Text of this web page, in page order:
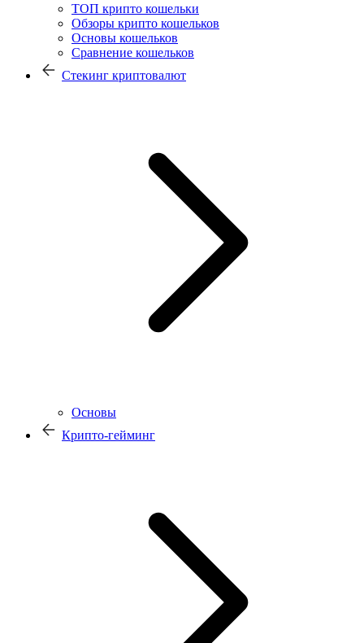
ТОП крипто кошельки
Обзоры крипто кошельков
Основы кошельков
Сравнение кошельков
Стекинг криптовалют
Основы
Крипто-гейминг